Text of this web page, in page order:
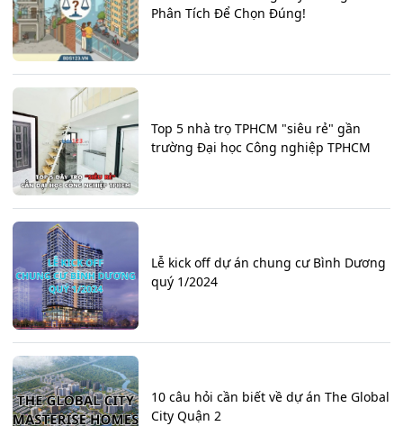
Phân Tích Để Chọn Đúng!
Top 5 nhà trọ TPHCM "siêu rẻ" gần
trường Đại học Công nghiệp TPHCM
Lễ kick off dự án chung cư Bình Dương
quý 1/2024
10 câu hỏi cần biết về dự án The Global
City Quận 2